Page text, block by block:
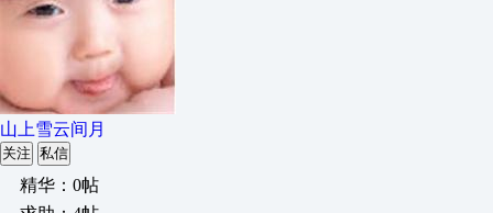
山上雪云间月
关注 私信
精华：0帖